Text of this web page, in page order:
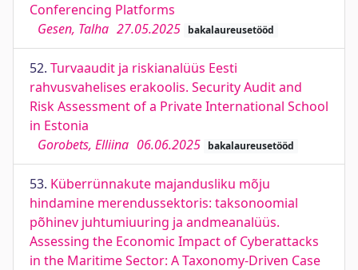
Conferencing Platforms
Gesen, Talha 27.05.2025 bakalaureusetööd
52. Turvaaudit ja riskianalüüs Eesti
rahvusvahelises erakoolis. Security Audit and
Risk Assessment of a Private International School
in Estonia
Gorobets, Elliina 06.06.2025 bakalaureusetööd
53. Küberrünnakute majandusliku mõju
hindamine merendussektoris: taksonoomial
põhinev juhtumiuuring ja andmeanalüüs.
Assessing the Economic Impact of Cyberattacks
in the Maritime Sector: A Taxonomy-Driven Case